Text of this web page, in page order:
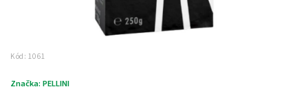
Kód: 1061
Značka: PELLINI